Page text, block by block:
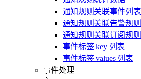
通知规则关联事件列表
通知规则关联告警规则
通知规则关联订阅规则
事件标签 key 列表
事件标签 values 列表
事件处理